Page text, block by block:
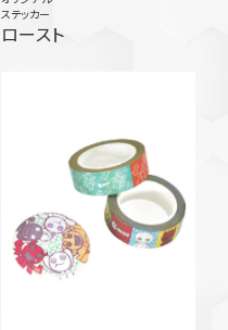
ステッカー
ロースト